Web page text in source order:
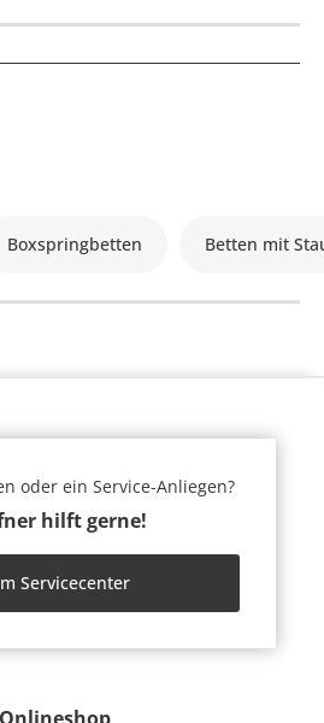
Boxspringbetten Betten mit
oder ein Service-Anliegen?
hilft gerne!
Servicecenter